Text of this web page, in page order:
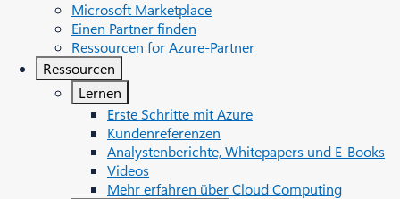
Microsoft Marketplace
Einen Partner finden
Ressourcen for Azure-Partner
Ressourcen
Lernen
Erste Schritte mit Azure
Kundenreferenzen
Analystenberichte, Whitepapers und E-Books
Videos
Mehr erfahren über Cloud Computing